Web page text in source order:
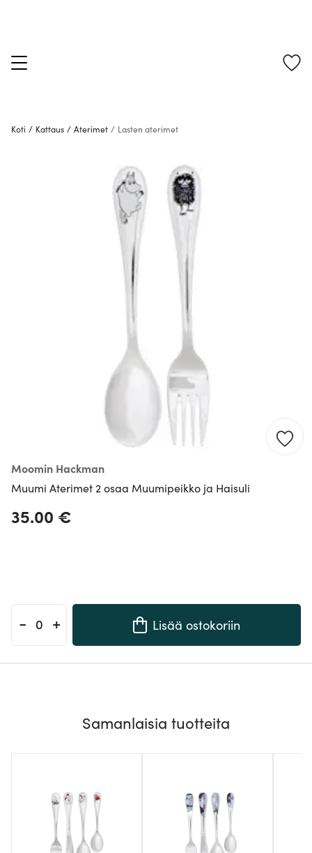
Koti / Kattaus / Aterimet / Lasten aterimet
Moomin Hackman
Muumi Aterimet 2 osaa Muumipeikko ja Haisuli
35.00 €
- + Lisää ostokoriin
Samanlaisia tuotteita